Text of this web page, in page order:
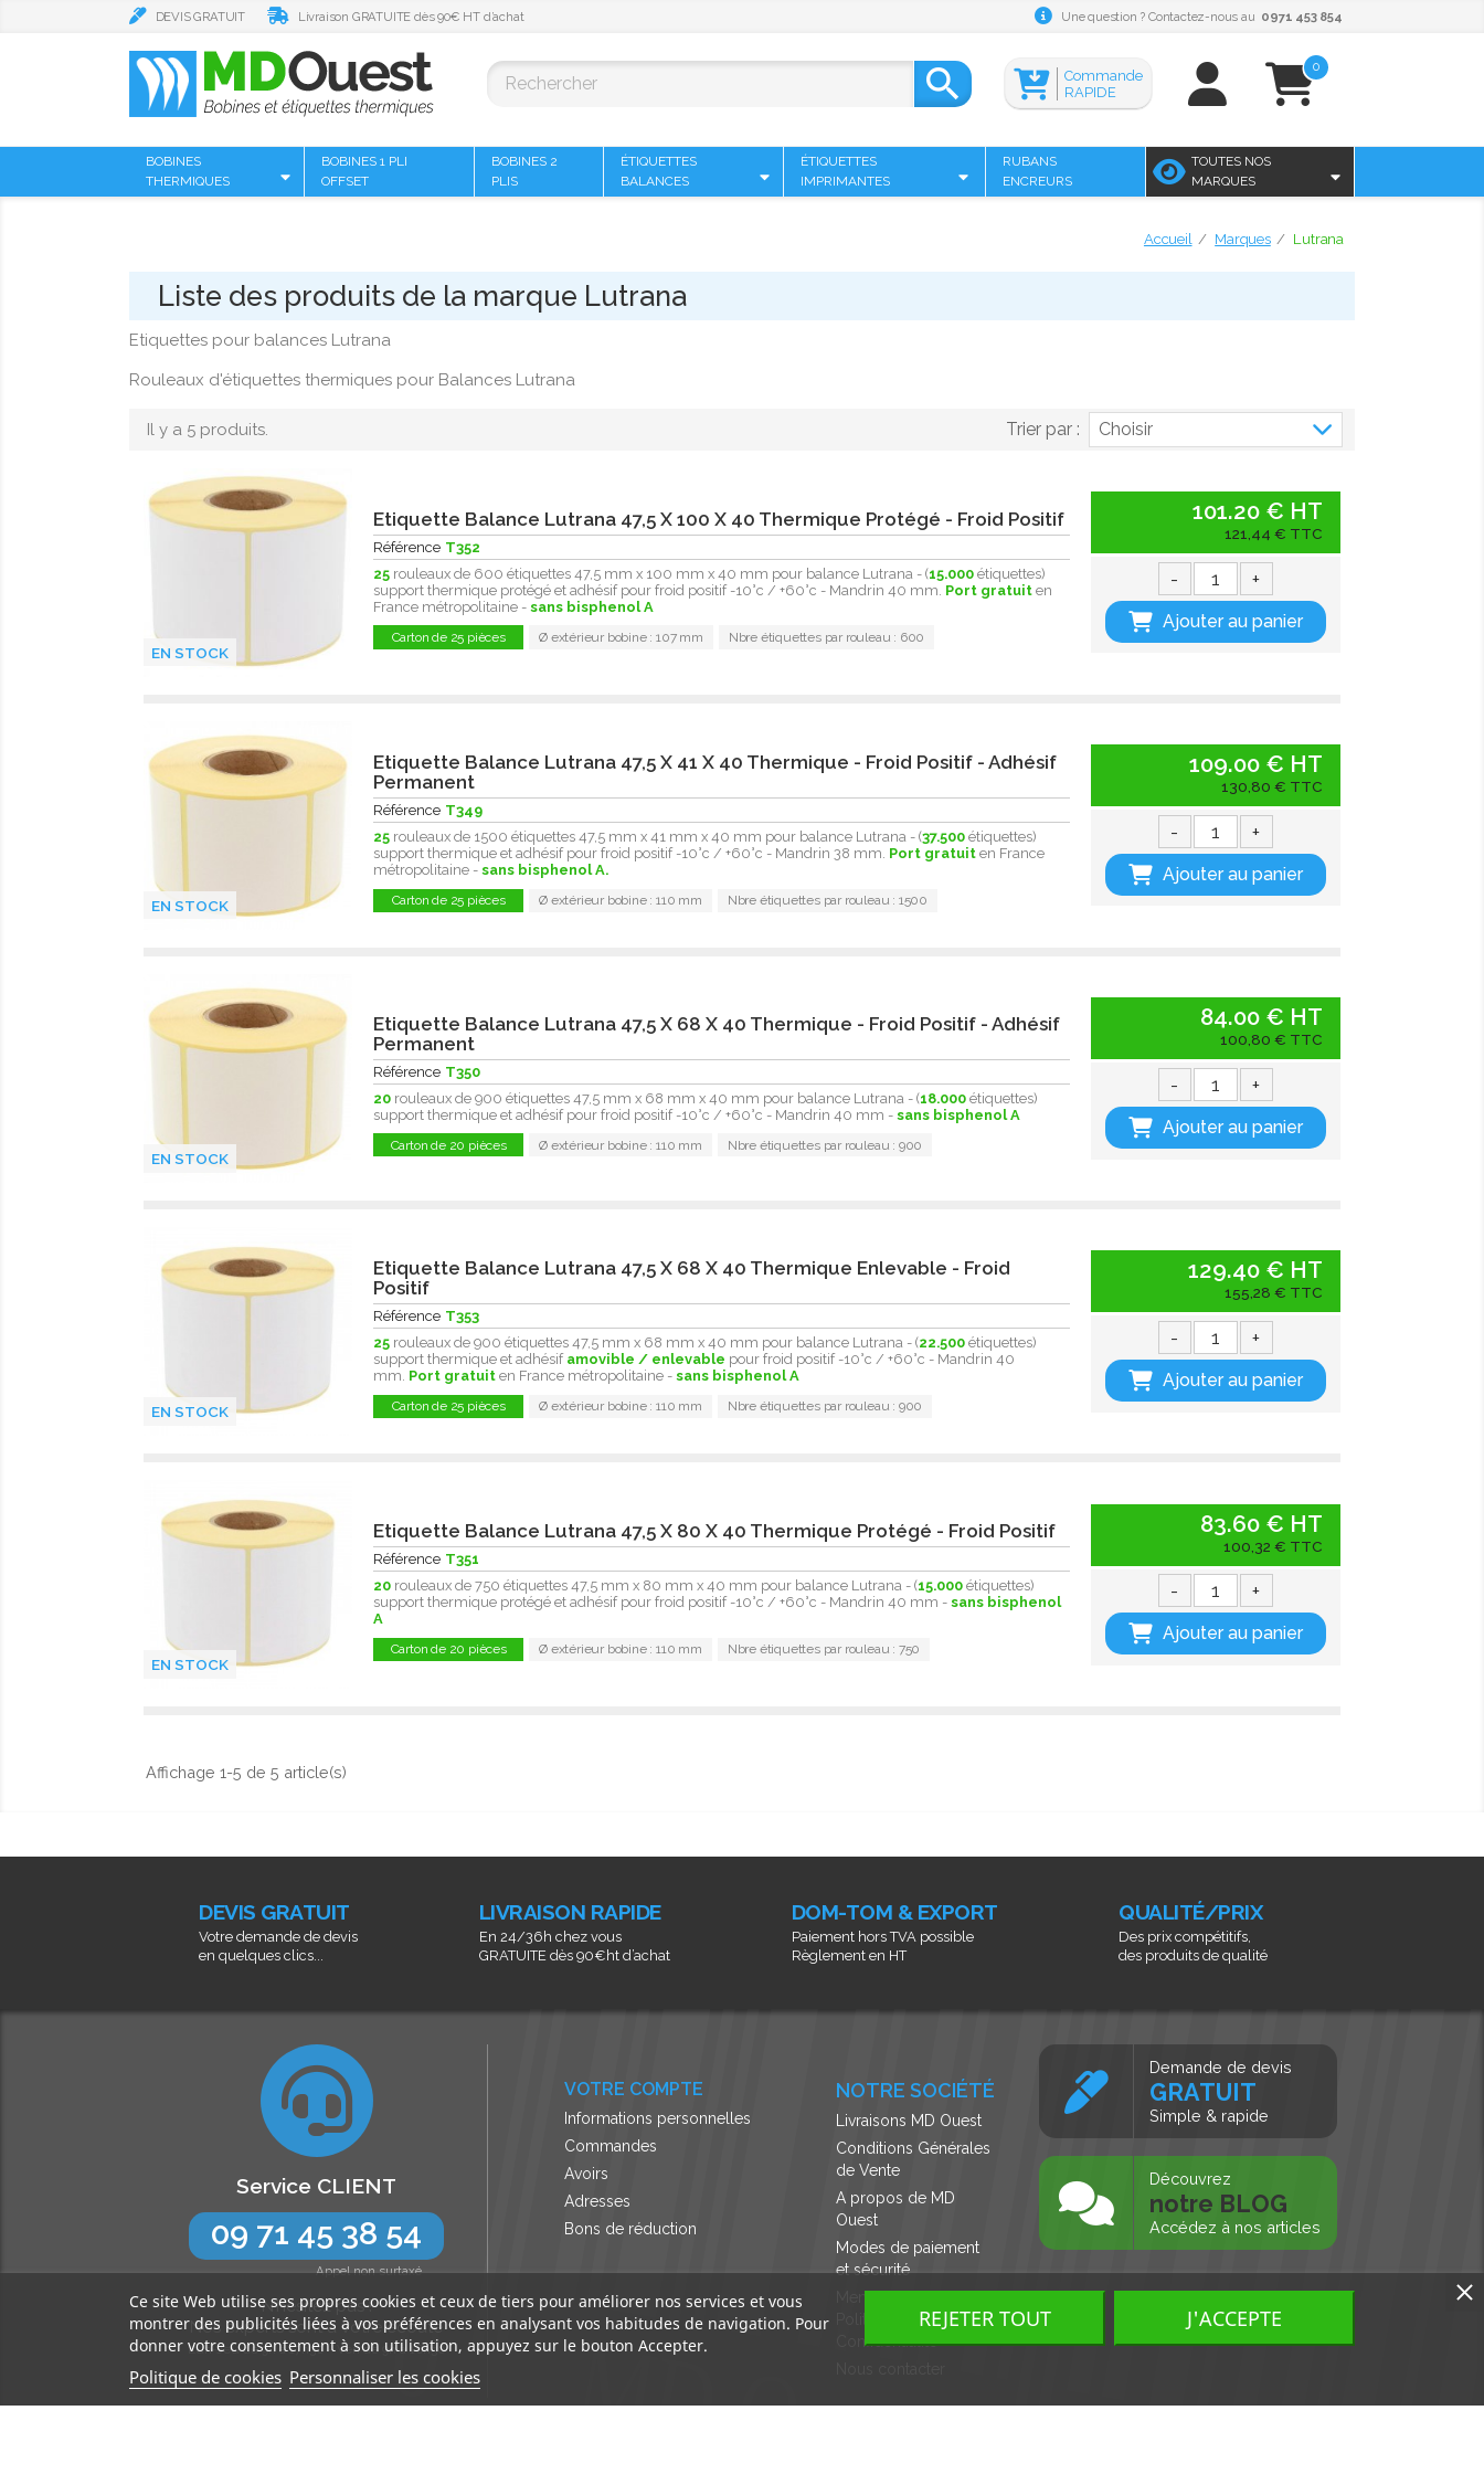
DEVIS GRATUIT Livraison GRATUITE dès 90€ HT d’achat Une question ? Contactez-nous au 0971 453 854
 0
Commande
RAPIDE
BOBINES
THERMIQUES
BOBINES 1 PLI
OFFSET
BOBINES 2
PLIS
ÉTIQUETTES
BALANCES
ÉTIQUETTES
IMPRIMANTES
RUBANS
ENCREURS
TOUTES NOS
MARQUES
Accueil Marques Lutrana
Liste des produits de la marque Lutrana
Etiquettes pour balances Lutrana
Rouleaux d'étiquettes thermiques pour Balances Lutrana
Il y a 5 produits. Trier par : Choisir
EN STOCK
Etiquette Balance Lutrana 47,5 X 100 X 40 Thermique Protégé - Froid Positif
Référence T352
25 rouleaux de 600 étiquettes 47,5 mm x 100 mm x 40 mm pour balance Lutrana - (15.000 étiquettes)
support thermique protégé et adhésif pour froid positif -10°c / +60°c - Mandrin 40 mm. Port gratuit en
France métropolitaine -sans bisphenol A
Carton de 25 pièces Ø extérieur bobine : 107 mm Nbre étiquettes par rouleau : 600
101.20 € HT
121,44 € TTC
- +
Ajouter au panier
EN STOCK
Etiquette Balance Lutrana 47,5 X 41 X 40 Thermique - Froid Positif - Adhésif
Permanent
Référence T349
25 rouleaux de 1500 étiquettes 47,5 mm x 41 mm x 40 mm pour balance Lutrana - (37.500 étiquettes)
support thermique et adhésif pour froid positif -10°c / +60°c - Mandrin 38 mm. Port gratuit en France
métropolitaine -sans bisphenol A.
Carton de 25 pièces Ø extérieur bobine : 110 mm Nbre étiquettes par rouleau : 1500
109.00 € HT
130,80 € TTC
- +
Ajouter au panier
EN STOCK
Etiquette Balance Lutrana 47,5 X 68 X 40 Thermique - Froid Positif - Adhésif
Permanent
Référence T350
20 rouleaux de 900 étiquettes 47,5 mm x 68 mm x 40 mm pour balance Lutrana - (18.000 étiquettes)
support thermique et adhésif pour froid positif -10°c / +60°c - Mandrin 40 mm -sans bisphenol A
Carton de 20 pièces Ø extérieur bobine : 110 mm Nbre étiquettes par rouleau : 900
84.00 € HT
100,80 € TTC
- +
Ajouter au panier
EN STOCK
Etiquette Balance Lutrana 47,5 X 68 X 40 Thermique Enlevable - Froid
Positif
Référence T353
25 rouleaux de 900 étiquettes 47,5 mm x 68 mm x 40 mm pour balance Lutrana - (22.500 étiquettes)
support thermique et adhésif amovible / enlevable pour froid positif -10°c / +60°c - Mandrin 40
mm. Port gratuit en France métropolitaine -sans bisphenol A
Carton de 25 pièces Ø extérieur bobine : 110 mm Nbre étiquettes par rouleau : 900
129.40 € HT
155,28 € TTC
- +
Ajouter au panier
EN STOCK
Etiquette Balance Lutrana 47,5 X 80 X 40 Thermique Protégé - Froid Positif
Référence T351
20 rouleaux de 750 étiquettes 47,5 mm x 80 mm x 40 mm pour balance Lutrana - (15.000 étiquettes)
support thermique protégé et adhésif pour froid positif -10°c / +60°c - Mandrin 40 mm -sans bisphenol
A
Carton de 20 pièces Ø extérieur bobine : 110 mm Nbre étiquettes par rouleau : 750
83.60 € HT
100,32 € TTC
- +
Ajouter au panier
Affichage 1-5 de 5 article(s)
DEVIS GRATUIT
Votre demande de devis
en quelques clics...
LIVRAISON RAPIDE
En 24/36h chez vous
GRATUITE dès 90€ht d’achat
DOM-TOM & EXPORT
Paiement hors TVA possible
Règlement en HT
QUALITÉ/PRIX
Des prix compétitifs,
des produits de qualité
NOTRE SOCIÉTÉ
Livraisons MD Ouest
Conditions Générales
de Vente
A propos de MD
Ouest
Modes de paiement
et sécurité
Confidentialité
VOTRE COMPTE
Informations personnelles
Commandes
Avoirs
Adresses
Bons de réduction
Service CLIENT
09 71 45 38 54
Appel non surtaxé
N’hésitez pas !
Nos experts sont à votre écoute
Lun-Jeu de 9h à 17h30 - Ven de 9h à 16h30
Demande de devis
GRATUIT
Simple & rapide
Découvrez
notre BLOG
Accédez à nos articles
Ce site Web utilise ses propres cookies et ceux de tiers pour améliorer nos services et vous
montrer des publicités liées à vos préférences en analysant vos habitudes de navigation. Pour
donner votre consentement à son utilisation, appuyez sur le bouton Accepter.
Politique de cookies Personnaliser les cookies
REJETER TOUT J'ACCEPTE